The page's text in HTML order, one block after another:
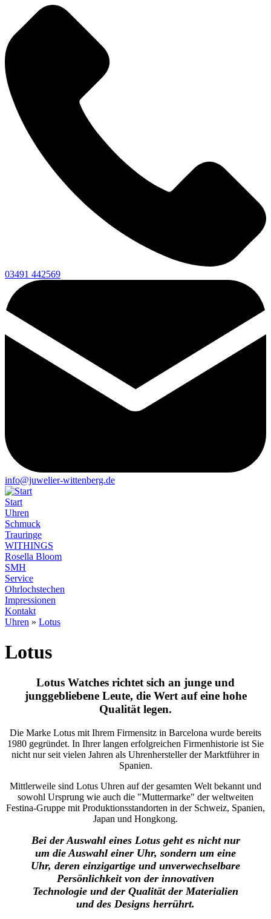
03491 442569
info@juwelier-wittenberg.de
Start
Uhren
Schmuck
Trauringe
WITHINGS
Rosella Bloom
SMH
Service
Ohrlochstechen
Impressionen
Kontakt
Uhren » Lotus
Lotus
Lotus Watches richtet sich an junge und
junggebliebene Leute, die Wert auf eine hohe
Qualität legen.
Die Marke Lotus mit Ihrem Firmensitz in Barcelona wurde bereits
1980 gegründet. In Ihrer langen erfolgreichen Firmenhistorie ist Sie
nicht nur seit vielen Jahren als Uhrenhersteller der Marktführer in
Spanien.
Mittlerweile sind Lotus Uhren auf der gesamten Welt bekannt und
sowohl Ursprung wie auch die "Muttermarke" der weltweiten
Festina-Gruppe mit Produktionsstandorten in der Schweiz, Spanien,
Japan und Hongkong.
Bei der Auswahl eines Lotus geht es nicht nur
um die Auswahl einer Uhr, sondern um eine
Uhr, deren einzigartige und unverwechselbare
Persönlichkeit von der innovativen
Technologie und der Qualität der Materialien
und des Designs herrührt.